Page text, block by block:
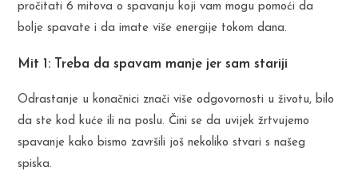
pročitati 6 mitova o spavanju koji vam mogu pomoći da
bolje spavate i da imate više energije tokom dana.
Mit 1: Treba da spavam manje jer sam stariji
Odrastanje u konačnici znači više odgovornosti u životu, bilo
da ste kod kuće ili na poslu. Čini se da uvijek žrtvujemo
spavanje kako bismo završili još nekoliko stvari s našeg
spiska.